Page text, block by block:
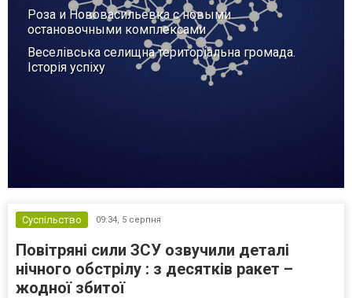
Роза и Нововасильевка с новыми
остановочными комплексами
Веселівська селищна територіальна громада.
Історія успіху
Суспільство 09:34, 5 серпня
Повітряні сили ЗСУ озвучили деталі
нічного обстрілу : з десятків ракет –
жодної збитої